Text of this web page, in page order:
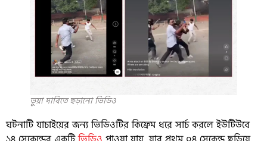
ভুয়া দাবিতে ছড়ানো ভিডিও
ঘটনাটি যাচাইয়ের জন্য ভিডিওটির কিফ্রেম ধরে সার্চ করলে ইউটিউবে